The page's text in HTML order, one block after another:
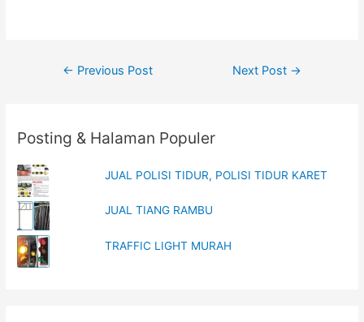
w
Post
← Previous Post Next Post →
Posting & Halaman Populer
JUAL POLISI TIDUR, POLISI TIDUR KARET
JUAL TIANG RAMBU
TRAFFIC LIGHT MURAH